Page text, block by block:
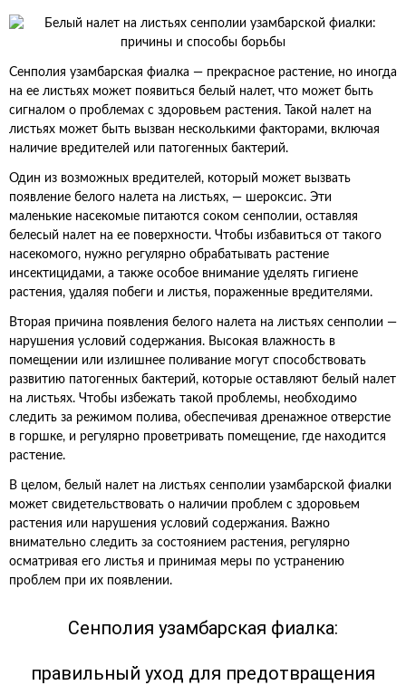
Сенполия узамбарская фиалка — прекрасное растение, но иногда
на ее листьях может появиться белый налет, что может быть
сигналом о проблемах с здоровьем растения. Такой налет на
листьях может быть вызван несколькими факторами, включая
наличие вредителей или патогенных бактерий.
Один из возможных вредителей, который может вызвать
появление белого налета на листьях, — шероксис. Эти
маленькие насекомые питаются соком сенполии, оставляя
белесый налет на ее поверхности. Чтобы избавиться от такого
насекомого, нужно регулярно обрабатывать растение
инсектицидами, а также особое внимание уделять гигиене
растения, удаляя побеги и листья, пораженные вредителями.
Вторая причина появления белого налета на листьях сенполии —
нарушения условий содержания. Высокая влажность в
помещении или излишнее поливание могут способствовать
развитию патогенных бактерий, которые оставляют белый налет
на листьях. Чтобы избежать такой проблемы, необходимо
следить за режимом полива, обеспечивая дренажное отверстие
в горшке, и регулярно проветривать помещение, где находится
растение.
В целом, белый налет на листьях сенполии узамбарской фиалки
может свидетельствовать о наличии проблем с здоровьем
растения или нарушения условий содержания. Важно
внимательно следить за состоянием растения, регулярно
осматривая его листья и принимая меры по устранению
проблем при их появлении.
Сенполия узамбарская фиалка:
правильный уход для предотвращения